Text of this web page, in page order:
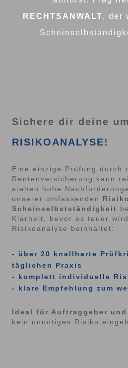
RECHTSANWALT, der
Sichere dir deine
RISIKOANALYSE!
Eine einzige Prüfung durch
Rentenversicherung kann
stehen hohe
unserer umfassenden
Scheinselbstständigkeit
Klarheit, bevor es teuer
Risikoanalyse beinhaltet:
- über 20 knallharte
täglichen Praxis
- komplett individuelle
- klare Empfehlung zum
Ideal für Auftraggeber und
kein unnötiges Risiko